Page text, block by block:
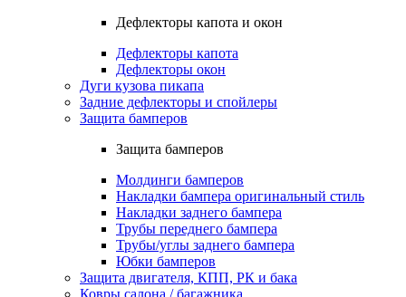
Дефлекторы капота и окон
Дефлекторы капота
Дефлекторы окон
Дуги кузова пикапа
Задние дефлекторы и спойлеры
Защита бамперов
Защита бамперов
Молдинги бамперов
Накладки бампера оригинальный стиль
Накладки заднего бампера
Трубы переднего бампера
Трубы/углы заднего бампера
Юбки бамперов
Защита двигателя, КПП, РК и бака
Ковры салона / багажника